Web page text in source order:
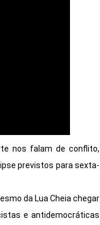
nos falam de conflito,
previstos para sexta-
da Lua Cheia chegar
e antidemocráticas